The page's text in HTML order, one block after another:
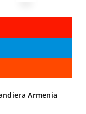
Armenia